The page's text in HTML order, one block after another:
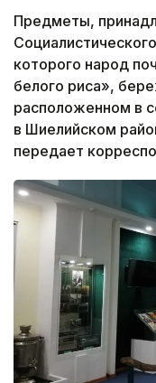
Предметы,
которого народ
белого риса»,
расположенном в
в Шиелийском
передает